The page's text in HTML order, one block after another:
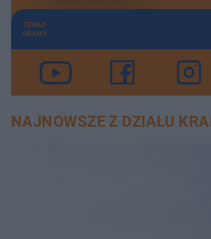
TERAZ
GRAMY
NAJNOWSZE Z DZIAŁU